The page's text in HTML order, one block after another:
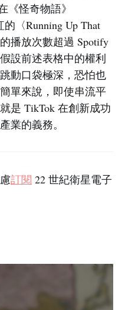
《怪奇物語》
的〈Running Up That
播放次數超過 Spotify
設前述表格中的權利
動口袋極深，恐怕也
單來說，即使串流平
是 TikTok 在創新成功
業的義務。
訂閱 22 世紀衛星電子